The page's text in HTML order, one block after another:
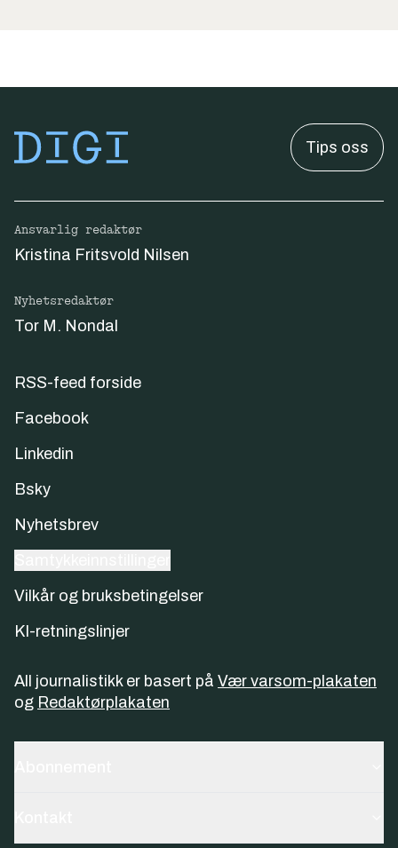
Tips oss
Ansvarlig redaktør
Kristina Fritsvold Nilsen
Nyhetsredaktør
Tor M. Nondal
RSS-feed forside
Facebook
Linkedin
Bsky
Nyhetsbrev
Vilkår og bruksbetingelser
KI-retningslinjer
All journalistikk er basert på Vær varsom-plakaten
og Redaktørplakaten